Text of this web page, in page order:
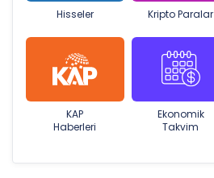
Hisseler Kripto Paralar
KAP
Haberleri
Ekonomik
Takvim